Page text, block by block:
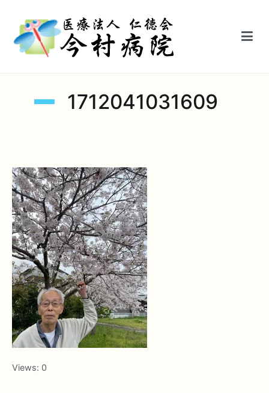
1712041031609
Views: 0